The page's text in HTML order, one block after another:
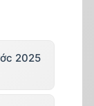
2025